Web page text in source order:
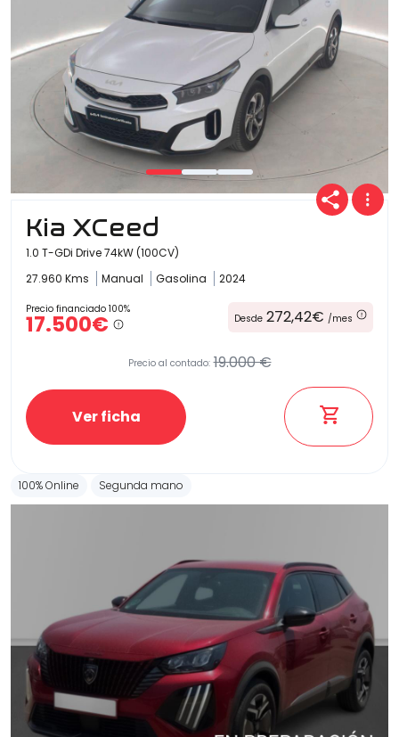
Kia XCeed
1.0 T-GDi Drive 74kW (100CV)
27.960 Kms
Manual Gasolina 2024
Precio financiado 100%
17.500€ Desde 272,42€ /mes
Precio al contado: 19.000 €
Ver ficha
100% Online Segunda mano